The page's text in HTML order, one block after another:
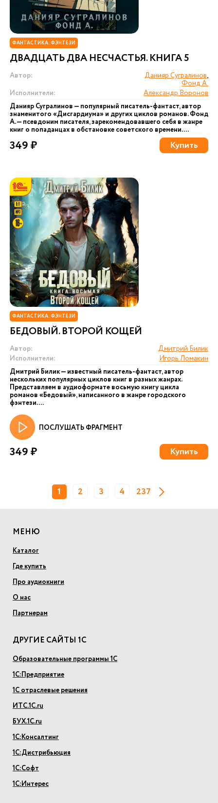
ФАНТАСТИКА. ФЭНТЕЗИ
ДВАДЦАТЬ ДВА НЕСЧАСТЬЯ. КНИГА 5
Автор: Данияр Сугралинов,
Фонд А.
Исполнители:
Александр Воронов
Данияр Сугралинов — популярный писатель-фантаст, автор
знаменитого «Дисгардиума» и других циклов романов. Фонд
А. — псевдоним писателя, зарекомендовавшего себя в жанре
книг о попаданцах в обстановке советского времени....
349 ₽ Купить
ФАНТАСТИКА. ФЭНТЕЗИ
БЕДОВЫЙ. ВТОРОЙ КОЩЕЙ
Автор:
Дмитрий Билик
Исполнители:
Игорь Ломакин
Дмитрий Билик — известный писатель-фантаст, автор
нескольких популярных циклов книг в разных жанрах.
Представляем в аудиоформате восьмую книгу цикла
романов «Бедовый», написанного в жанре городского
фэнтези. ...
ПОСЛУШАТЬ ФРАГМЕНТ
349 ₽ Купить
1 2 3 4 237
МЕНЮ
Каталог
Где купить
Про аудиокниги
О нас
Партнерам
ДРУГИЕ САЙТЫ 1С
Образовательные программы 1С
1С:Предприятие
1С отраслевые решения
ИТС.1С.ru
БУХ.1С.ru
1С:Консалтинг
1С:Дистрибьюция
1С:Софт
1С:Интерес